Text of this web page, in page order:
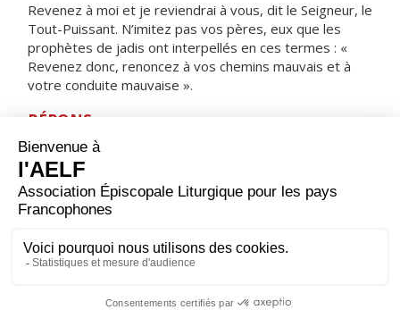
Revenez à moi et je reviendrai à vous, dit le Seigneur, le
Tout-Puissant. N’imitez pas vos pères, eux que les
prophètes de jadis ont interpellés en ces termes : «
Revenez donc, renoncez à vos chemins mauvais et à
votre conduite mauvaise ».
RÉPONS
V/ Détourne ta face de mes fautes,
enlève tous mes péchés.
ORAISON
Dieu qui réponds à la pénitence en récompensant les
nous, écoute-nous : que l’aveu de nos fautes nous